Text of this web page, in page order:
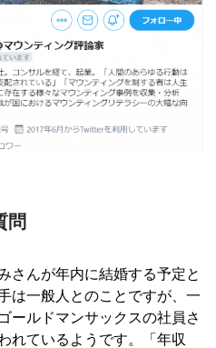
問
さんが年内に結婚する予定と
は一般人とのことですが、一
ールドマンサックスの社員さ
れているようです。「年収